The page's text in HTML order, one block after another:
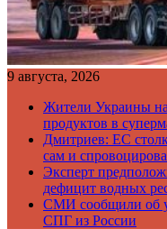
9 августа, 2026
Жители Украины
продуктов в
Дмитриев: ЕС
сам и
Эксперт
дефицит водных
СМИ сообщили об
СПГ из России